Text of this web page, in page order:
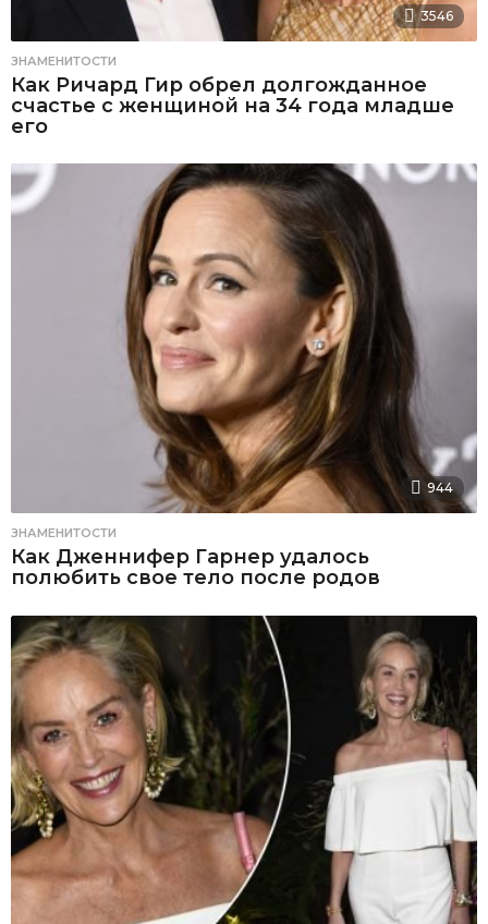
3546
ЗНАМЕНИТОСТИ
Как Ричард Гир обрел долгожданное
счастье с женщиной на 34 года младше
его
944
ЗНАМЕНИТОСТИ
Как Дженнифер Гарнер удалось
полюбить свое тело после родов